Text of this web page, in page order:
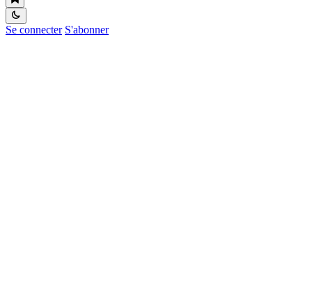
Se connecter S'abonner